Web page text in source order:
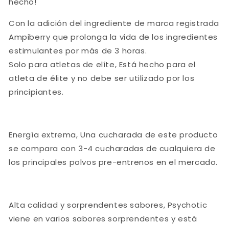
Con la adición del ingrediente de marca registrada
Ampiberry que prolonga la vida de los ingredientes
estimulantes por más de 3 horas.
Solo para atletas de elíte, Está hecho para el
atleta de élite y no debe ser utilizado por los
principiantes.
Energía extrema, Una cucharada de este producto
se compara con 3-4 cucharadas de cualquiera de
los principales polvos pre-entrenos en el mercado.
Alta calidad y sorprendentes sabores, Psychotic
viene en varios sabores sorprendentes y está